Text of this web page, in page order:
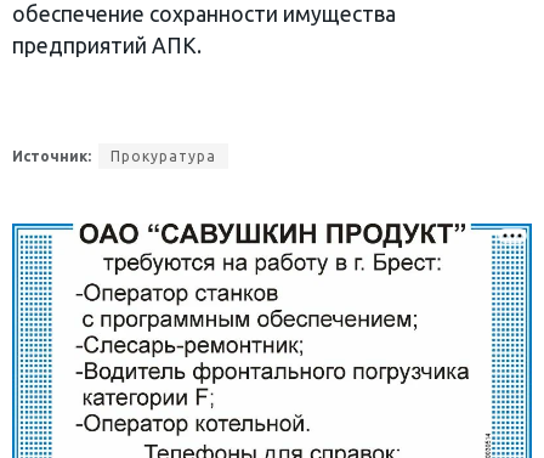
обеспечение сохранности имущества
предприятий АПК.
Источник: Прокуратура